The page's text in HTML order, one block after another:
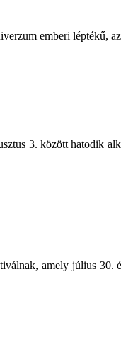
emberi léptékű,
3. között hatodik
amely július 30.